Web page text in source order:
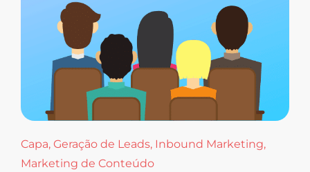
Capa, Geração de Leads, Inbound Marketing,
Marketing de Conteúdo